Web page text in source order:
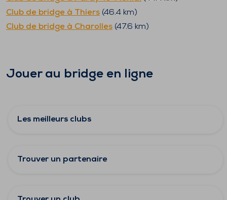
Club de bridge à Thiers (46.4 km)
Club de bridge à Charolles (47.6 km)
Jouer au bridge en ligne
Les meilleurs clubs
Trouver un partenaire